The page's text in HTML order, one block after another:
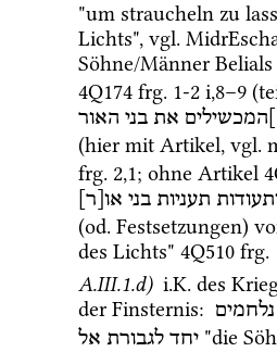
"um straucheln zu
Lichts", vgl.
Söhne/Männer Belials
4Q174 frg. 1-2 i,8–9 (
]המכשילים את בני האור
(hier mit Artikel, vgl.
frg. 2,1; ohne Artikel
תעניות בני או[ר]
(od. Festsetzungen)
des Lichts" 4Q510 frg.
A.III.1.d) i.K. des
der Finsternis: נלחמים
יחד לגבורת אל
"die